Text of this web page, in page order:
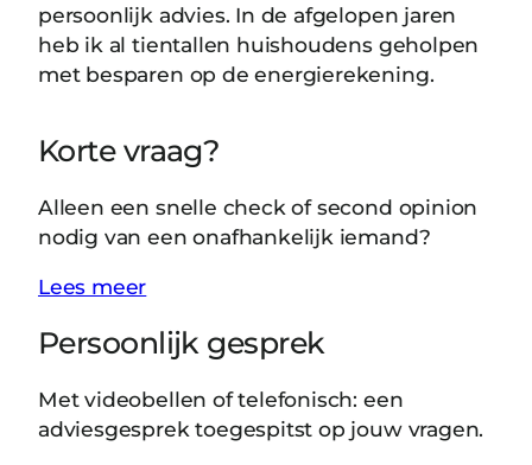
persoonlijk advies. In de afgelopen jaren
heb ik al tientallen huishoudens geholpen
met besparen op de energierekening.
Korte vraag?
Alleen een snelle check of second opinion
nodig van een onafhankelijk iemand?
Lees meer
Persoonlijk gesprek
Met videobellen of telefonisch: een
adviesgesprek toegespitst op jouw vragen.